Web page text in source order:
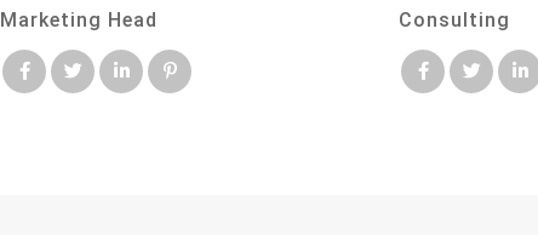
Marketing Head Consulting